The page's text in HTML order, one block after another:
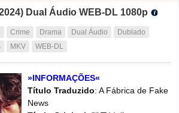
Dual Áudio WEB-DL 1080p
Crime Drama Dual Áudio
Dublado
MKV WEB-DL
»INFORMAÇÕES«
Título Traduzido: A Fábrica de Fake
News